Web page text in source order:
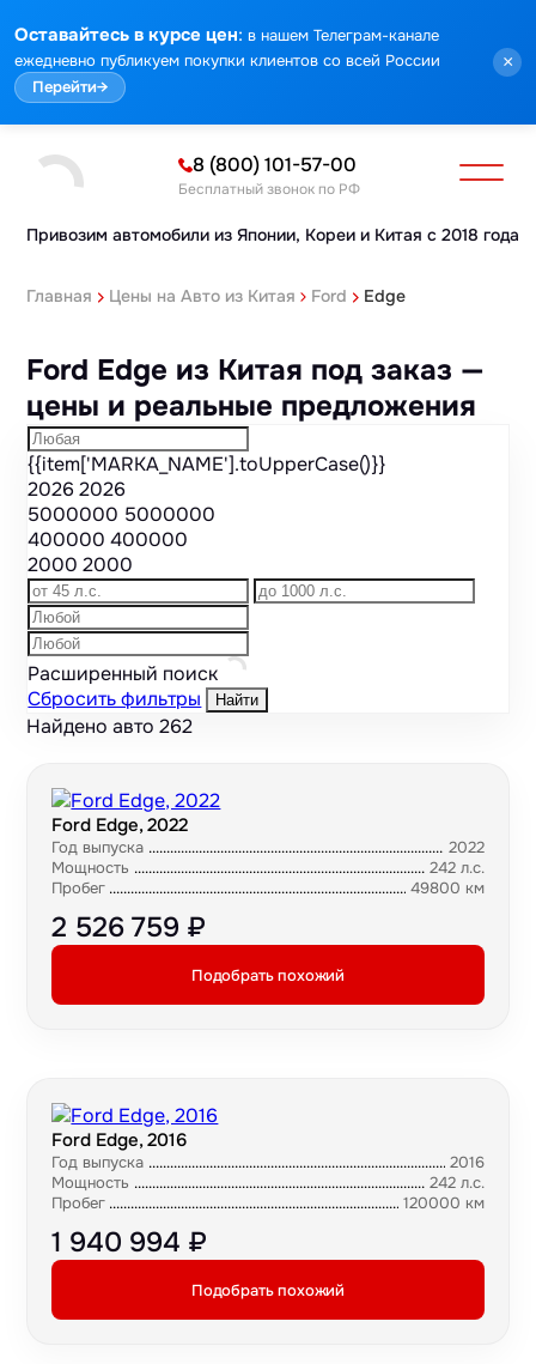
Оставайтесь в курсе цен: в нашем Телеграм-канале
ежедневно публикуем покупки клиентов со всей России
Перейти→
×
Привозим автомобили из Японии, Кореи и Китая с 2018 года
8 (800) 101-57-00
Бесплатный звонок по РФ
Главная Цены на Авто из Китая Ford Edge
Ford Edge из Китая под заказ —
цены и реальные предложения
{{item['MARKA_NAME'].toUpperCase()}}
20262026
5000000 5000000
400000400000
20002000
Расширенный поиск
Сбросить фильтры
Найти
Найдено авто262
Ford Edge, 2022
Год выпуска
2022
Мощность
242 л.с.
Пробег
49800 км
2 526 759 ₽
Подобрать похожий
Ford Edge, 2016
Год выпуска
2016
Мощность
242 л.с.
Пробег
120000 км
1 940 994 ₽
Подобрать похожий